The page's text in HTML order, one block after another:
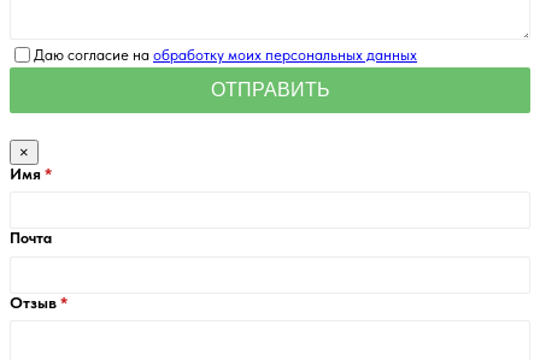
Даю согласие на обработку моих персональных данных
×
Имя
Почта
Отзыв